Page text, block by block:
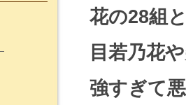
花の28組
目若乃花
強すぎて